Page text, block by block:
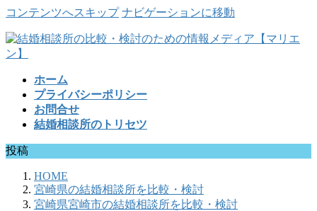
コンテンツへスキップ ナビゲーションに移動
ホーム
プライバシーポリシー
お問合せ
結婚相談所のトリセツ
投稿
HOME
宮崎県の結婚相談所を比較・検討
宮崎県宮崎市の結婚相談所を比較・検討